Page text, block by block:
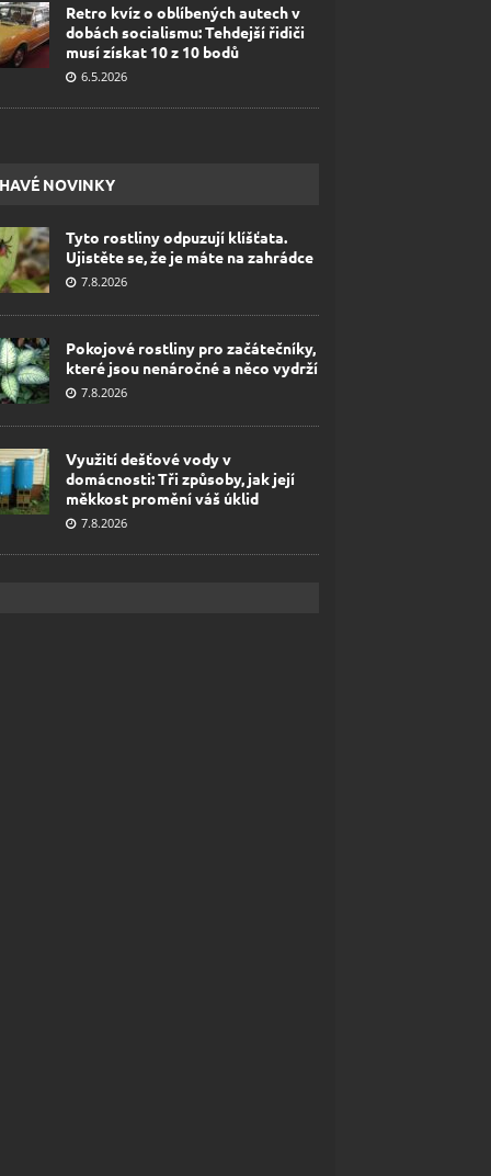
Retro kvíz o oblíbených autech v
dobách socialismu: Tehdejší řidiči
musí získat 10 z 10 bodů
6.5.2026
NOVINKY
Tyto rostliny odpuzují klíšťata.
Ujistěte se, že je máte na zahrádce
7.8.2026
Pokojové rostliny pro začátečníky,
které jsou nenáročné a něco vydrží
7.8.2026
Využití dešťové vody v
domácnosti: Tři způsoby, jak její
měkkost promění váš úklid
7.8.2026